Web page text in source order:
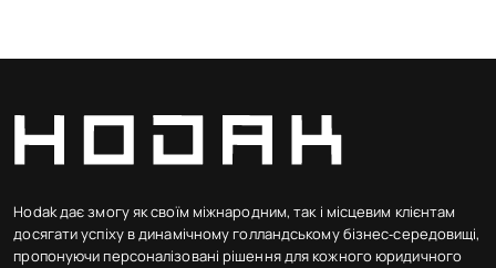
Hodak дає змогу як своїм міжнародним, так і місцевим клієнтам
досягати успіху в динамічному голландському бізнес‑середовищі,
пропонуючи персоналізовані рішення для кожного юридичного